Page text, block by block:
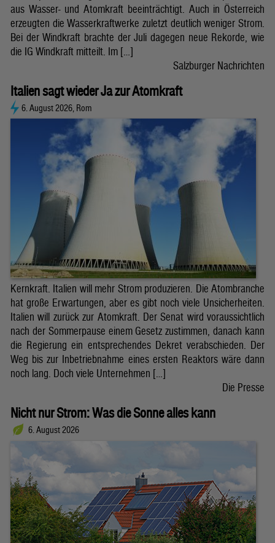
aus Wasser- und Atomkraft beeinträchtigt. Auch in Österreich
erzeugten die Wasserkraftwerke zuletzt deutlich weniger Strom.
Bei der Windkraft brachte der Juli dagegen neue Rekorde, wie
die IG Windkraft mitteilt. Im […]
Salzburger Nachrichten
Italien sagt wieder Ja zur Atomkraft
6. August 2026, Rom
Kernkraft. Italien will mehr Strom produzieren. Die Atombranche
hat große Erwartungen, aber es gibt noch viele Unsicherheiten.
Italien will zurück zur Atomkraft. Der Senat wird voraussichtlich
nach der Sommerpause einem Gesetz zustimmen, danach kann
die Regierung ein entsprechendes Dekret verabschieden. Der
Weg bis zur Inbetriebnahme eines ersten Reaktors wäre dann
noch lang. Doch viele Unternehmen […]
Die Presse
Nicht nur Strom: Was die Sonne alles kann
6. August 2026